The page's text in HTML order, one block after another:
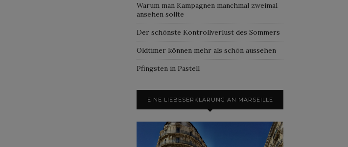
Warum man Kampagnen manchmal zweimal
ansehen sollte
Der schönste Kontrollverlust des Sommers
Oldtimer können mehr als schön aussehen
Pfingsten in Pastell
EINE LIEBESERKLÄRUNG AN MARSEILLE